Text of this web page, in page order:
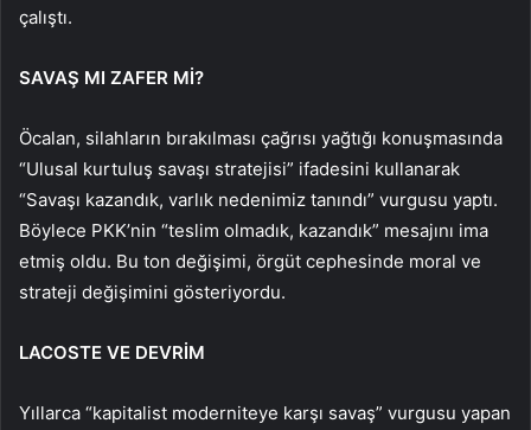
çalıştı.
SAVAŞ MI ZAFER Mİ?
Öcalan, silahların bırakılması çağrısı yağtığı konuşmasında
“Ulusal kurtuluş savaşı stratejisi” ifadesini kullanarak
“Savaşı kazandık, varlık nedenimiz tanındı” vurgusu yaptı.
Böylece PKK’nin “teslim olmadık, kazandık” mesajını ima
etmiş oldu. Bu ton değişimi, örgüt cephesinde moral ve
strateji değişimini gösteriyordu.
LACOSTE VE DEVRİM
Yıllarca “kapitalist moderniteye karşı savaş” vurgusu yapan